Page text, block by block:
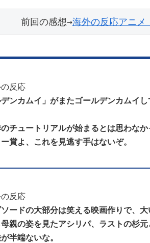
前回の感想→海外の反応アニ
の反応
デンカムイ」がまたゴールデンカムイ
チュートリアルが始まるとは思わな
賞よ、これを見逃す手はないぞ。
の反応
ードの大部分は笑える映画作りで、
親の姿を見たアシリパ、ラストの杉
半端ないな。